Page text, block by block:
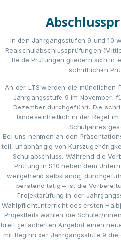
In den Jahrgangsstufen 9 und 10
Realschulabschlussprüfungen
Beide Prüfungen gliedern sich in
schriftlichen
An der LTS werden die mündlichen
Jahrgangsstufe 9 im November,
Dezember durchgeführt. Die
landeseinheitlich in der Regel
Schuljahres
Bei uns nehmen an den
teil, unabhängig von
Schulabschluss. Während die
Prüfung in S10 neben dem
weitgehend selbständig
beratend tätig – ist die
Projektprüfung in der
Wahlpflichtunterricht des ersten
Projektteils wählen die Schüler/
breit gefächerten Angebot einen
mit Beginn der Jahrgangsstufe 9